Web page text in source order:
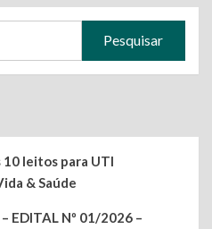
leitos para UTI
& Saúde
EDITAL Nº 01/2026 –